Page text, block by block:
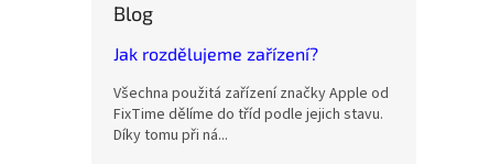
Blog
Jak rozdělujeme zařízení?
Všechna použitá zařízení značky Apple od
FixTime dělíme do tříd podle jejich stavu.
Díky tomu při ná...